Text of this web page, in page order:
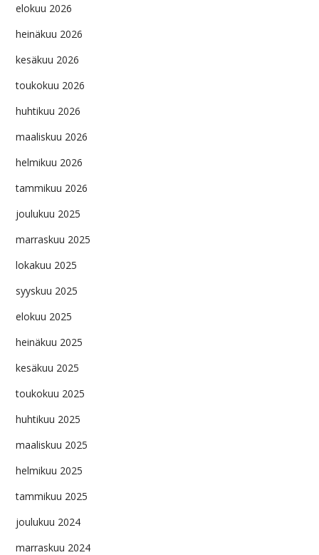
elokuu 2026
heinäkuu 2026
kesäkuu 2026
toukokuu 2026
huhtikuu 2026
maaliskuu 2026
helmikuu 2026
tammikuu 2026
joulukuu 2025
marraskuu 2025
lokakuu 2025
syyskuu 2025
elokuu 2025
heinäkuu 2025
kesäkuu 2025
toukokuu 2025
huhtikuu 2025
maaliskuu 2025
helmikuu 2025
tammikuu 2025
joulukuu 2024
marraskuu 2024